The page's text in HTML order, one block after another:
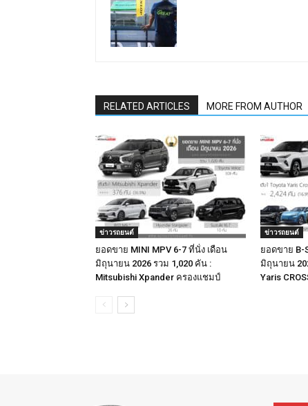
RELATED ARTICLES MORE FROM AUTHOR
ข่าวรถยนต์
ยอดขาย MINI MPV 6-7 ที่นั่ง เดือน
มิถุนายน 2026 รวม 1,020 คัน :
Mitsubishi Xpander ครองแชมป์
ข่าวรถยนต์
ยอดขาย B-
มิถุนายน
Yaris